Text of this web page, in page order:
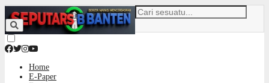
Home
E-Paper